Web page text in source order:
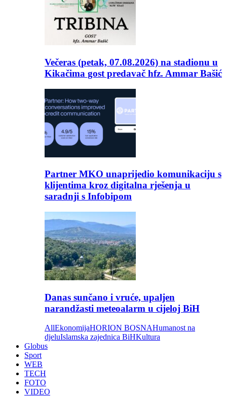
Večeras (petak, 07.08.2026) na stadionu u
Kikačima gost predavač hfz. Ammar Bašić
Partner MKO unaprijedio komunikaciju s
klijentima kroz digitalna rješenja u
saradnji s Infobipom
Danas sunčano i vruće, upaljen
narandžasti meteoalarm u cijeloj BiH
AllEkonomijaHORION BOSNAHumanost na
djeluIslamska zajednica BiHKultura
Globus
Sport
WEB
TECH
FOTO
VIDEO